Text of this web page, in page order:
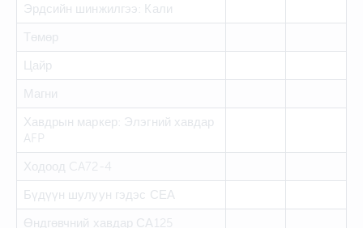
Эрдсийн шинжилгээ: Кали
Төмөр
Цайр
Магни
Хавдрын маркер: Элэгний хавдар
AFP
Ходоод CA72-4
Бүдүүн шулуун гэдэс СЕА
Өндгөвчний хавдар СА125